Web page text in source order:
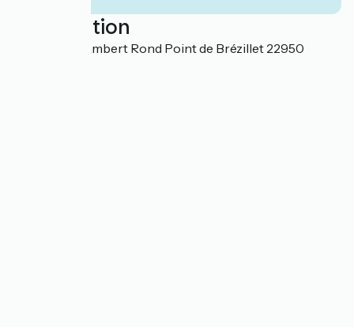
Localisation
52 rue Gué Lambert Rond Point de Brézillet 22950